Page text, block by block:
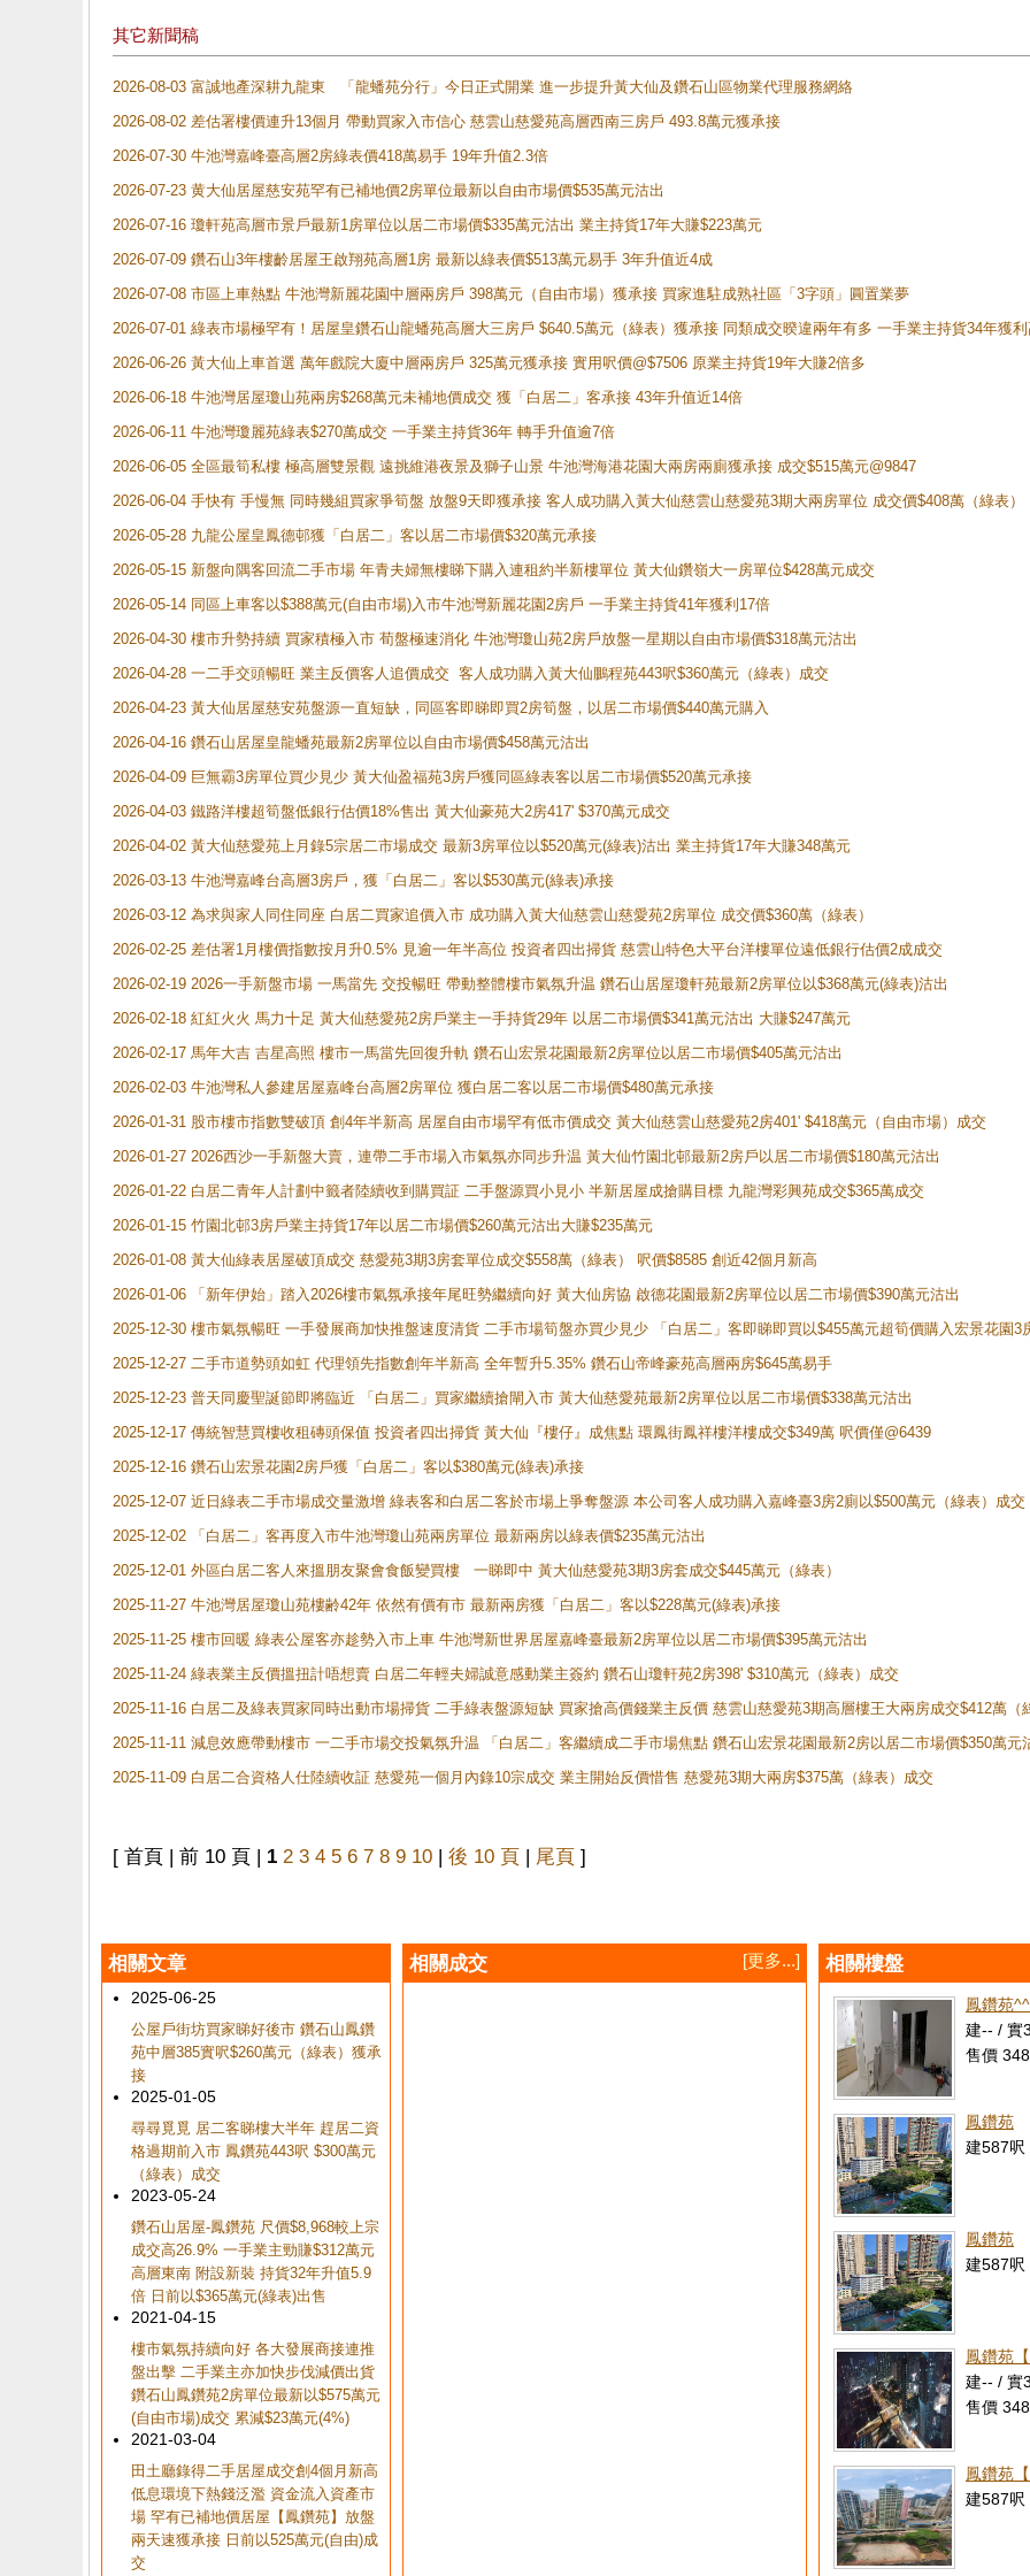
其它新聞稿
2026-08-03 富誠地產深耕九龍東 「龍蟠苑分行」今日正式開業 進一步提升黃大仙及鑽石山區物業代理服務網絡
2026-08-02 差估署樓價連升13個月 帶動買家入市信心 慈雲山慈愛苑高層西南三房戶 493.8萬元獲承接
2026-07-30 牛池灣嘉峰臺高層2房綠表價418萬易手 19年升值2.3倍
2026-07-23 黄大仙居屋慈安苑罕有已補地價2房單位最新以自由市場價$535萬元沽出
2026-07-16 瓊軒苑高層市景戶最新1房單位以居二市場價$335萬元沽出 業主持貨17年大賺$223萬元
2026-07-09 鑽石山3年樓齡居屋王啟翔苑高層1房 最新以綠表價$513萬元易手 3年升值近4成
2026-07-08 市區上車熱點 牛池灣新麗花園中層兩房戶 398萬元（自由市場）獲承接 買家進駐成熟社區「3字頭」圓置業夢
2026-07-01 綠表市場極罕有！居屋皇鑽石山龍蟠苑高層大三房戶 $640.5萬元（綠表）獲承接 同類成交暌違兩年有多 一手業主持貨34年獲
2026-06-26 黃大仙上車首選 萬年戲院大廈中層兩房戶 325萬元獲承接 實用呎價@$7506 原業主持貨19年大賺2倍多
2026-06-18 牛池灣居屋瓊山苑兩房$268萬元未補地價成交 獲「白居二」客承接 43年升值近14倍
2026-06-11 牛池灣瓊麗苑綠表$270萬成交 一手業主持貨36年 轉手升值逾7倍
2026-06-05 全區最筍私樓 極高層雙景觀 遠挑維港夜景及獅子山景 牛池灣海港花園大兩房兩廁獲承接 成交$515萬元@9847
2026-06-04 手快有 手慢無 同時幾組買家爭筍盤 放盤9天即獲承接 客人成功購入黃大仙慈雲山慈愛苑3期大兩房單位 成交價$408萬（綠表）
2026-05-28 九龍公屋皇鳳德邨獲「白居二」客以居二市場價$320萬元承接
2026-05-15 新盤向隅客回流二手市場 年青夫婦無樓睇下購入連租約半新樓單位 黃大仙鑽嶺大一房單位$428萬元成交
2026-05-14 同區上車客以$388萬元(自由市場)入市牛池灣新麗花園2房戶 一手業主持貨41年獲利17倍
2026-04-30 樓市升勢持續 買家積極入市 荀盤極速消化 牛池灣瓊山苑2房戶放盤一星期以自由市場價$318萬元沽出
2026-04-28 一二手交頭暢旺 業主反價客人追價成交 客人成功購入黃大仙鵬程苑443呎$360萬元（綠表）成交
2026-04-23 黃大仙居屋慈安苑盤源一直短缺，同區客即睇即買2房筍盤，以居二市場價$440萬元購入
2026-04-16 鑽石山居屋皇龍蟠苑最新2房單位以自由市場價$458萬元沽出
2026-04-09 巨無霸3房單位買少見少 黃大仙盈福苑3房戶獲同區綠表客以居二市場價$520萬元承接
2026-04-03 鐵路洋樓超筍盤低銀行估價18%售出 黃大仙豪苑大2房417' $370萬元成交
2026-04-02 黃大仙慈愛苑上月錄5宗居二市場成交 最新3房單位以$520萬元(綠表)沽出 業主持貨17年大賺348萬元
2026-03-13 牛池灣嘉峰台高層3房戶，獲「白居二」客以$530萬元(綠表)承接
2026-03-12 為求與家人同住同座 白居二買家追價入市 成功購入黃大仙慈雲山慈愛苑2房單位 成交價$360萬（綠表）
2026-02-25 差估署1月樓價指數按月升0.5% 見逾一年半高位 投資者四出掃貨 慈雲山特色大平台洋樓單位遠低銀行估價2成成交
2026-02-19 2026一手新盤市場 一馬當先 交投暢旺 帶動整體樓市氣氛升温 鑽石山居屋瓊軒苑最新2房單位以$368萬元(綠表)沽出
2026-02-18 紅紅火火 馬力十足 黃大仙慈愛苑2房戶業主一手持貨29年 以居二市場價$341萬元沽出 大賺$247萬元
2026-02-17 馬年大吉 吉星高照 樓市一馬當先回復升軌 鑽石山宏景花園最新2房單位以居二市場價$405萬元沽出
2026-02-03 牛池灣私人參建居屋嘉峰台高層2房單位 獲白居二客以居二市場價$480萬元承接
2026-01-31 股市樓市指數雙破頂 創4年半新高 居屋自由市場罕有低市價成交 黃大仙慈雲山慈愛苑2房401' $418萬元（自由市場）成交
2026-01-27 2026西沙一手新盤大賣，連帶二手市場入市氣氛亦同步升温 黃大仙竹園北邨最新2房戶以居二市場價$180萬元沽出
2026-01-22 白居二青年人計劃中籤者陸續收到購買証 二手盤源買小見小 半新居屋成搶購目標 九龍灣彩興苑成交$365萬成交
2026-01-15 竹園北邨3房戶業主持貨17年以居二市場價$260萬元沽出大賺$235萬元
2026-01-08 黃大仙綠表居屋破頂成交 慈愛苑3期3房套單位成交$558萬（綠表） 呎價$8585 創近42個月新高
2026-01-06 「新年伊始」踏入2026樓市氣氛承接年尾旺勢繼續向好 黃大仙房協 啟德花園最新2房單位以居二市場價$390萬元沽出
2025-12-30 樓市氣氛暢旺 一手發展商加快推盤速度清貨 二手市場筍盤亦買少見少 「白居二」客即睇即買以$455萬元超筍價購入宏景花園3
2025-12-27 二手市道勢頭如虹 代理領先指數創年半新高 全年暫升5.35% 鑽石山帝峰豪苑高層兩房$645萬易手
2025-12-23 普天同慶聖誕節即將臨近 「白居二」買家繼續搶閘入市 黃大仙慈愛苑最新2房單位以居二市場價$338萬元沽出
2025-12-17 傳統智慧買樓收租磚頭保值 投資者四出掃貨 黃大仙『樓仔』成焦點 環鳳街鳳祥樓洋樓成交$349萬 呎價僅@6439
2025-12-16 鑽石山宏景花園2房戶獲「白居二」客以$380萬元(綠表)承接
2025-12-07 近日綠表二手市場成交量激增 綠表客和白居二客於市場上爭奪盤源 本公司客人成功購入嘉峰臺3房2廁以$500萬元（綠表）成交
2025-12-02 「白居二」客再度入市牛池灣瓊山苑兩房單位 最新兩房以綠表價$235萬元沽出
2025-12-01 外區白居二客人來搵朋友聚會食飯變買樓 一睇即中 黃大仙慈愛苑3期3房套成交$445萬元（綠表）
2025-11-27 牛池灣居屋瓊山苑樓齢42年 依然有價有市 最新兩房獲「白居二」客以$228萬元(綠表)承接
2025-11-25 樓市回暖 綠表公屋客亦趁勢入市上車 牛池灣新世界居屋嘉峰臺最新2房單位以居二市場價$395萬元沽出
2025-11-24 綠表業主反價搵扭計唔想賣 白居二年輕夫婦誠意感動業主簽約 鑽石山瓊軒苑2房398' $310萬元（綠表）成交
2025-11-16 白居二及綠表買家同時出動市場掃貨 二手綠表盤源短缺 買家搶高價錢業主反價 慈雲山慈愛苑3期高層樓王大兩房成交$412萬（
2025-11-11 減息效應帶動樓市 一二手市場交投氣氛升温 「白居二」客繼續成二手市場焦點 鑽石山宏景花園最新2房以居二市場價$350萬元
2025-11-09 白居二合資格人仕陸續收証 慈愛苑一個月內錄10宗成交 業主開始反價惜售 慈愛苑3期大兩房$375萬（綠表）成交
[ 首頁 | 前 10 頁 | 1 2 3 4 5 6 7 8 9 10 | 後 10 頁 | 尾頁 ]
相關文章
2025-06-25
公屋戶街坊買家睇好後市 鑽石山鳳鑽
苑中層385實呎$260萬元（綠表）獲承
接
2025-01-05
尋尋覓覓 居二客睇樓大半年 趕居二資
格過期前入市 鳳鑽苑443呎 $300萬元
（綠表）成交
2023-05-24
鑽石山居屋-鳳鑽苑 尺價$8,968較上宗
成交高26.9% 一手業主勁賺$312萬元
高層東南 附設新裝 持貨32年升值5.9
倍 日前以$365萬元(綠表)出售
2021-04-15
樓市氣氛持續向好 各大發展商接連推
盤出擊 二手業主亦加快步伐減價出貨
鑽石山鳳鑽苑2房單位最新以$575萬元
(自由市場)成交 累減$23萬元(4%)
2021-03-04
田土廳錄得二手居屋成交創4個月新高
低息環境下熱錢泛濫 資金流入資產市
場 罕有已補地價居屋【鳳鑽苑】放盤
兩天速獲承接 日前以525萬元(自由)成
交
相關成交 [更多...] 相關樓盤
鳳鑽苑
建-- / 實
售價
鳳鑽苑
建587呎
鳳鑽苑
建587呎
鳳鑽苑
建-- / 實
售價
鳳鑽苑
建587呎